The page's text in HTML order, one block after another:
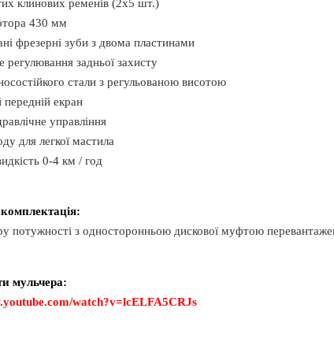
клинових ременів (2x5 шт.)
430 мм
фрезерні зуби з двома пластинами
регулювання задньої захисту
стали з регульованою висотою
передній екран
управління
для легкої мастила
0-4 км / год
потужності з односторонньою дискової муфтою
мульчера:
watch?v=lcELFA5CRJs